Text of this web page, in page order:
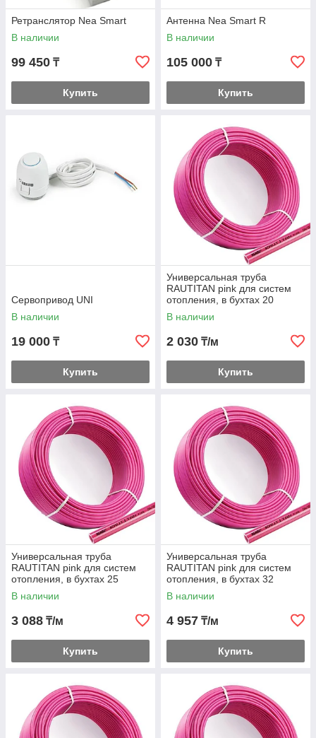
Ретранслятор Nea Smart
В наличии
99 450 ₸
Купить
Антенна Nea Smart R
В наличии
105 000 ₸
Купить
Сервопривод UNI
В наличии
19 000 ₸
Купить
Универсальная труба
RAUTITAN pink для систем
отопления, в бухтах 20
В наличии
2 030 ₸/м
Купить
Универсальная труба
RAUTITAN pink для систем
отопления, в бухтах 25
В наличии
3 088 ₸/м
Купить
Универсальная труба
RAUTITAN pink для систем
отопления, в бухтах 32
В наличии
4 957 ₸/м
Купить